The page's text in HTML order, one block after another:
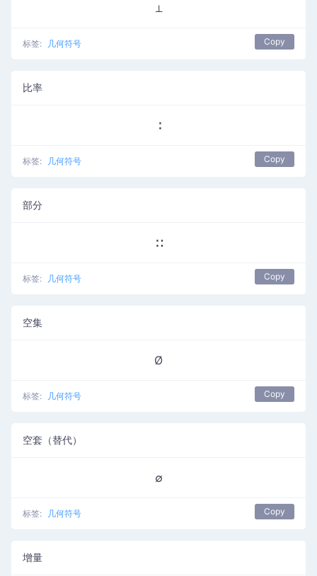
⊥
标签: 几何符号 Copy
比率
∶
标签: 几何符号 Copy
部分
∷
标签: 几何符号 Copy
空集
Ø
标签: 几何符号 Copy
空套（替代）
∅
标签: 几何符号 Copy
增量